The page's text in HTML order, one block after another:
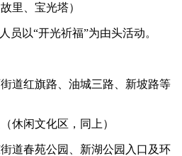
里、宝光塔）
员以“开光祈福”为由头活动。
道红旗路、油城三路、新坡路等
休闲文化区，同上）
道春苑公园、新湖公园入口及环